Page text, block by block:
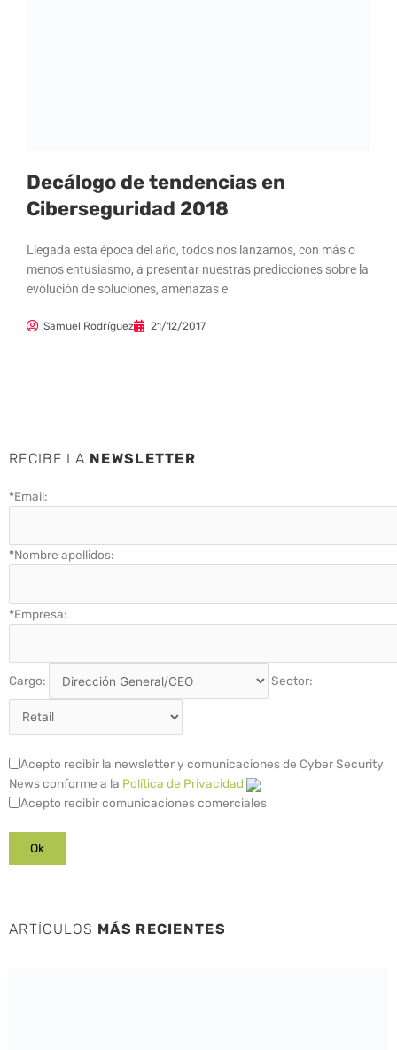
Decálogo de tendencias en
Ciberseguridad 2018
Llegada esta época del año, todos nos lanzamos, con más o
menos entusiasmo, a presentar nuestras predicciones sobre la
evolución de soluciones, amenazas e
Samuel Rodríguez 21/12/2017
RECIBE LA NEWSLETTER
*Email:
*Nombre apellidos:
*Empresa:
Cargo: Sector:
Acepto recibir la newsletter y comunicaciones de Cyber Security
News conforme a la Política de Privacidad
Acepto recibir comunicaciones comerciales
ARTÍCULOS MÁS RECIENTES